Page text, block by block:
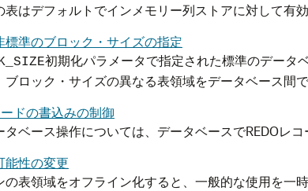
表はデフォルトでインメモリー列ストアに対して有効
標準のブロック・サイズの指定
初期化パラメータで指定された標準のデータ
ブロック・サイズの異なる表領域をデータベース間
ドの書込みの制御
タベース操作については、データベースでREDOレ
能性の変更
の表領域をオフライン化すると、一般的な使用を一